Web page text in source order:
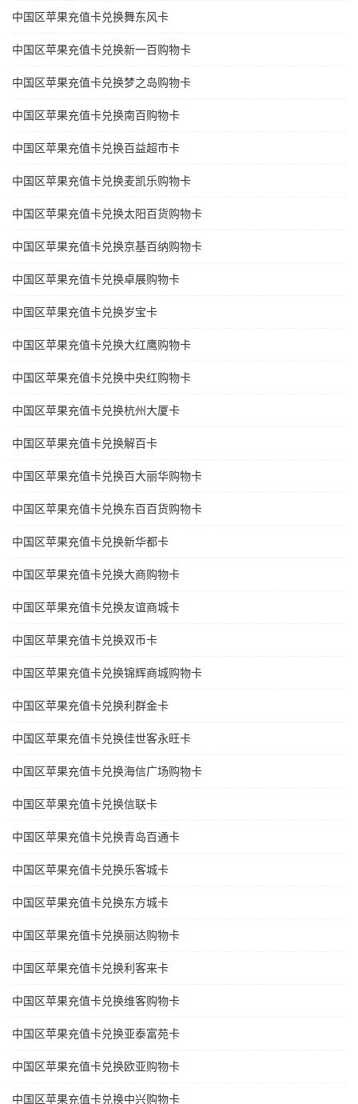
中国区苹果充值卡兑换舞东风卡
中国区苹果充值卡兑换新一百购物卡
中国区苹果充值卡兑换梦之岛购物卡
中国区苹果充值卡兑换南百购物卡
中国区苹果充值卡兑换百益超市卡
中国区苹果充值卡兑换麦凯乐购物卡
中国区苹果充值卡兑换太阳百货购物卡
中国区苹果充值卡兑换京基百纳购物卡
中国区苹果充值卡兑换卓展购物卡
中国区苹果充值卡兑换岁宝卡
中国区苹果充值卡兑换大红鹰购物卡
中国区苹果充值卡兑换中央红购物卡
中国区苹果充值卡兑换杭州大厦卡
中国区苹果充值卡兑换解百卡
中国区苹果充值卡兑换百大丽华购物卡
中国区苹果充值卡兑换东百百货购物卡
中国区苹果充值卡兑换新华都卡
中国区苹果充值卡兑换大商购物卡
中国区苹果充值卡兑换友谊商城卡
中国区苹果充值卡兑换双币卡
中国区苹果充值卡兑换锦辉商城购物卡
中国区苹果充值卡兑换利群金卡
中国区苹果充值卡兑换佳世客永旺卡
中国区苹果充值卡兑换海信广场购物卡
中国区苹果充值卡兑换信联卡
中国区苹果充值卡兑换青岛百通卡
中国区苹果充值卡兑换乐客城卡
中国区苹果充值卡兑换东方城卡
中国区苹果充值卡兑换丽达购物卡
中国区苹果充值卡兑换利客来卡
中国区苹果充值卡兑换维客购物卡
中国区苹果充值卡兑换亚泰富苑卡
中国区苹果充值卡兑换欧亚购物卡
中国区苹果充值卡兑换中兴购物卡